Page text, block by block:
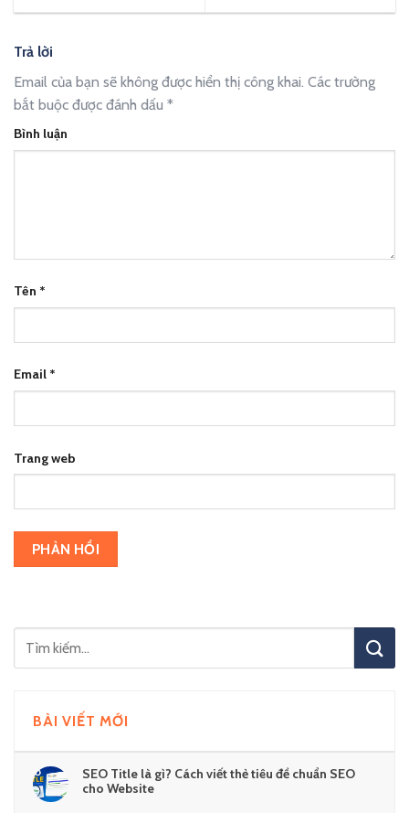
BÀI VIẾT MỚI
SEO Title là gì? Cách viết thẻ tiêu đề chuẩn SEO
cho Website
thiết kế website chuẩn
Funnel là gì? Cách tạo phễu
Trả lời
Email của bạn sẽ không được hiển thị công khai. Các trường
bắt buộc được đánh dấu *
Bình luận
Tên *
Email *
Trang web